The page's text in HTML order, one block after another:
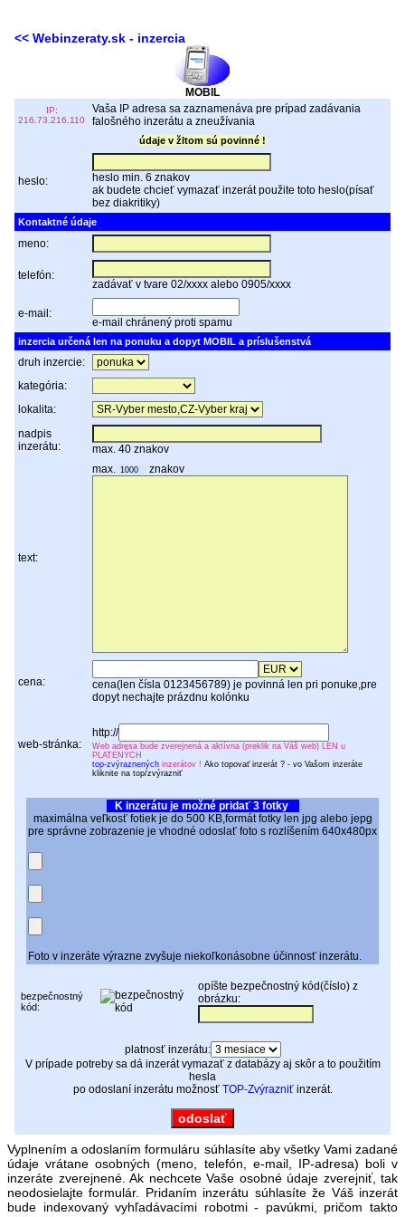
<< Webinzeraty.sk - inzercia
MOBIL
IP:
216.73.216.110
Vaša IP adresa sa zaznamenáva pre prípad zadávania
falošného inzerátu a zneužívania
údaje v žltom sú povinné !
heslo:
heslo min. 6 znakov
ak budete chcieť vymazať inzerát použite toto heslo(písať
bez diakritiky)
Kontaktné údaje
meno:
telefón:
zadávať v tvare 02/xxxx alebo 0905/xxxx
e-mail:
e-mail chránený proti spamu
inzercia určená len na ponuku a dopyt MOBIL a príslušenstvá
druh inzercie:
kategória:
lokalita:
nadpis
inzerátu:
max. 40 znakov
text:
max. znakov
cena:
cena(len čísla 0123456789) je povinná len pri ponuke,pre
dopyt nechajte prázdnu kolónku
web-stránka:
http://
Web adresa bude zverejnená a aktívna (preklik na Váš web) LEN u
PLATENÝCH
top-zvýraznených inzerátov ! Ako topovať inzerát ? - vo Vašom inzeráte
kliknite na top/zvýrazniť
K inzerátu je možné pridať 3 fotky
maximálna veľkosť fotiek je do 500 KB,formát fotky len jpg alebo jepg
pre správne zobrazenie je vhodné odoslať foto s rozlíšením 640x480px
Foto v inzeráte výrazne zvyšuje niekoľkonásobne účinnosť inzerátu.
bezpečnostný
kód:
opíšte bezpečnostný kód(číslo) z
obrázku:
platnosť inzerátu:
V prípade potreby sa dá inzerát vymazať z databázy aj skôr a to použitím
hesla
po odoslaní inzerátu možnosť TOP-Zvýrazniťinzerát.
Vyplnením a odoslaním formuláru súhlasíte aby všetky Vami zadané
údaje vrátane osobných (meno, telefón, e-mail, IP-adresa) boli v
inzeráte zverejnené. Ak nechcete Vaše osobné údaje zverejniť, tak
neodosielajte formulár. Pridaním inzerátu súhlasíte že Váš inzerát
bude indexovaný vyhľadávacími robotmi - pavúkmi, pričom takto